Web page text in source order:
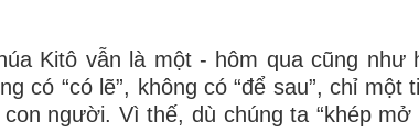
Kitô vẫn là một - hôm qua cũng như
có “có lẽ”, không có “để sau”, chỉ một
người. Vì thế, dù chúng ta “khép mở